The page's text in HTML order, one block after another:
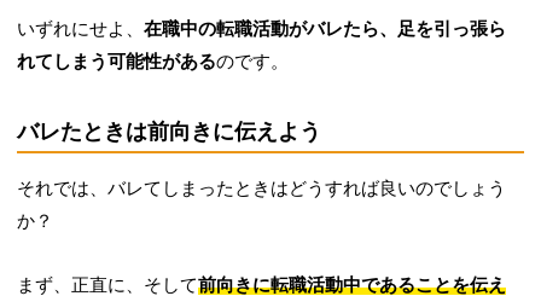
いずれにせよ、在職中の転職活動がバレたら、足を引っ張ら
れてしまう可能性があるのです。
バレたときは前向きに伝えよう
それでは、バレてしまったときはどうすれば良いのでしょう
か？
まず、正直に、そして前向きに転職活動中であることを伝え